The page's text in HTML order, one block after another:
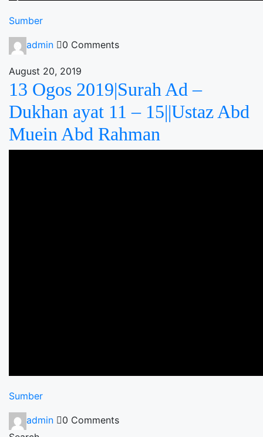
Sumber
admin 0 Comments
August 20, 2019
13 Ogos 2019|Surah Ad –
Dukhan ayat 11 – 15||Ustaz Abd
Muein Abd Rahman
Sumber
admin
0 Comments